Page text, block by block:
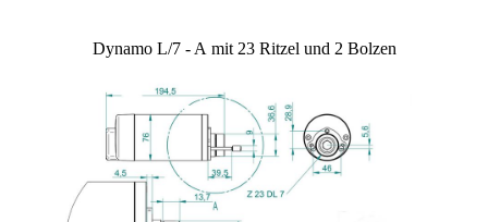
Dynamo L/7 - A mit 23 Ritzel und 2 Bolzen